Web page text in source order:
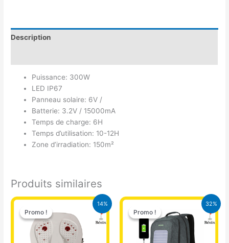
Description
Puissance: 300W
LED IP67
Panneau solaire: 6V /
Batterie: 3.2V / 15000mA
Temps de charge: 6H
Temps d’utilisation: 10-12H
Zone d’irradiation: 150m²
Produits similaires
14%
Promo !
Promo !
Le
prix
initial
était :
21.000 CFA.
Le
est :
18.000 CFA.
32%
Promo !
Promo !
Le
prix
initial
était :
32.500 CFA.
Le
prix
actuel
est :